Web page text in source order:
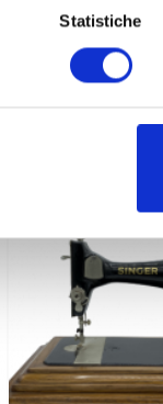
Statistiche